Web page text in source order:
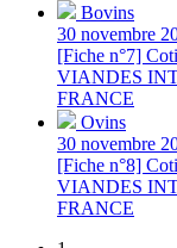
Bovins
30 novembre
[Fiche n°7]
VIANDES
FRANCE
Ovins
30 novembre
[Fiche n°8]
VIANDES
FRANCE